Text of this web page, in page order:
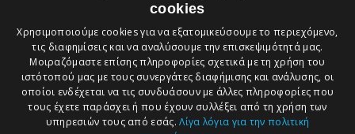
ΣΥΜΒΟΥΛΕΥΤΙΚΕΣ
ΥΠΗΡΕΣΙΕΣ
Οδός Βυζαντίου
10, Τ.Κ. 57004
Θεσσαλονίκη -
ΚατηγορίεςΗ
εφαρμογή
του
cookies
Χρησιμοποιούμε cookies για να εξατομικεύσουμε το περιεχόμενο,
τις διαφημίσεις και να αναλύσουμε την επισκεψιμότητά μας.
Μοιραζόμαστε επίσης πληροφορίες σχετικά με τη χρήση του
ιστότοπού μας με τους συνεργάτες διαφήμισης και ανάλυσης, οι
οποίοι ενδέχεται να τις συνδυάσουν με άλλες πληροφορίες που
τους έχετε παράσχει ή που έχουν συλλέξει από τη χρήση των
υπηρεσιών τους από εσάς.Λίγα λόγια για την πολιτική